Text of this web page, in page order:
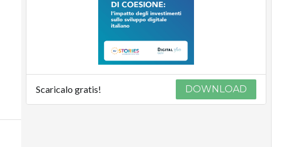
Scaricalo gratis! DOWNLOAD